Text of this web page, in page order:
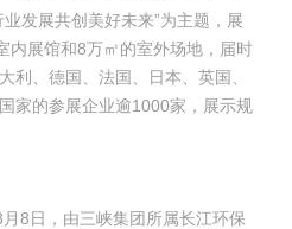
发展共创美好未来”为主题，展
内展馆和8万㎡的室外场地，届时
利、德国、法国、日本、英国、
家的参展企业逾1000家，展示规
8日，由三峡集团所属长江环保